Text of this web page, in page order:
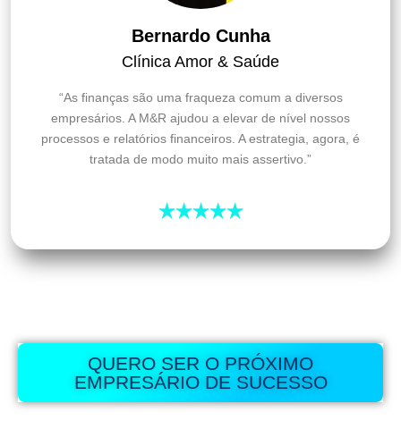
Bernardo Cunha
Clínica Amor & Saúde
“As finanças são uma fraqueza comum a diversos
empresários. A M&R ajudou a elevar de nível nossos
processos e relatórios financeiros. A estrategia, agora, é
tratada de modo muito mais assertivo.”
QUERO SER O PRÓXIMO
EMPRESÁRIO DE SUCESSO